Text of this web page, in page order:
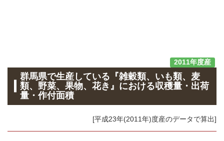
2011年度産
群馬県で生産している『雑穀類、いも類、麦
類、野菜、果物、花き』における収穫量・出荷
量・作付面積
[平成23年(2011年)度産のデータで算出]